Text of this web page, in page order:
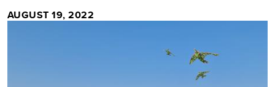
AUGUST 19, 2022